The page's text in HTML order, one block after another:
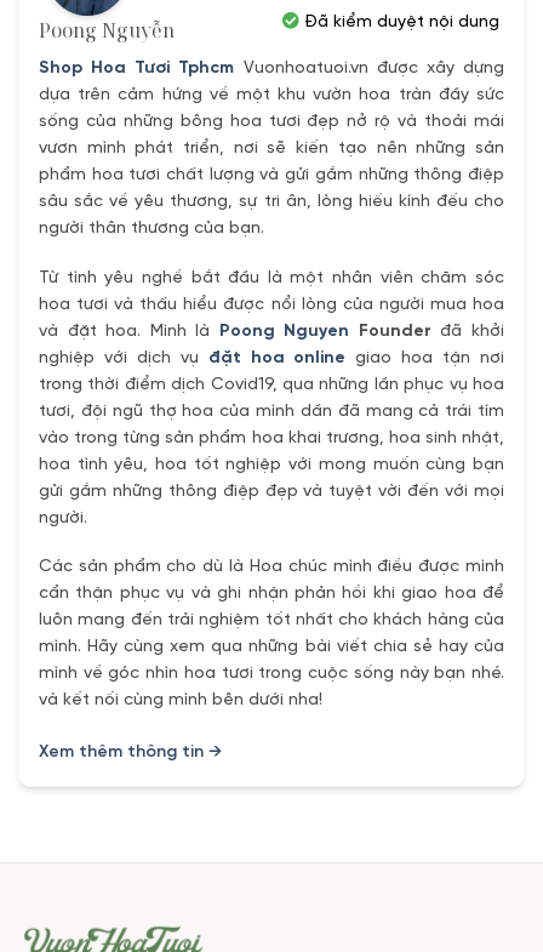
Poong Nguyễn
Shop Hoa Tươi Tphcm Vuonhoatuoi.vn được xây dựng
dựa trên cảm hứng về một khu vườn hoa tràn đầy sức
sống của những bông hoa tươi đẹp nở rộ và thoải mái
vươn mình phát triển, nơi sẽ kiến tạo nên những sản
phẩm hoa tươi chất lượng và gửi gắm những thông điệp
sâu sắc về yêu thương, sự tri ân, lòng hiếu kính đếu cho
người thân thương của bạn.
Từ tình yêu nghề bắt đầu là một nhân viên chăm sóc
hoa tươi và thấu hiểu được nổi lòng của người mua hoa
và đặt hoa. Mình là
Poong Nguyen Founder đã khởi
nghiệp với dịch vụ đặt hoa online giao hoa tận nơi
trong thời điểm dịch Covid19, qua những lần phục vụ hoa
tươi, đội ngũ thợ hoa của mình dần đã mang cả trái tím
vào trong từng sản phẩm hoa khai trương, hoa sinh nhật,
hoa tình yêu, hoa tốt nghiệp với mong muốn cùng bạn
gửi gắm những thông điệp đẹp và tuyệt vời đến với mọi
người.
Các sản phẩm cho dù là Hoa chúc mình điều được mình
cẩn thận phục vụ và ghi nhận phản hồi khi giao hoa để
luôn mang đến trải nghiệm tốt nhất cho khách hàng của
mình. Hãy cùng xem qua những bài viết chia sẻ hay của
mình về góc nhìn hoa tươi trong cuộc sống này bạn nhé.
và kết nối cùng mình bên dưới nha!
Xem thêm thông tin →
Đã kiểm duyệt nội dung